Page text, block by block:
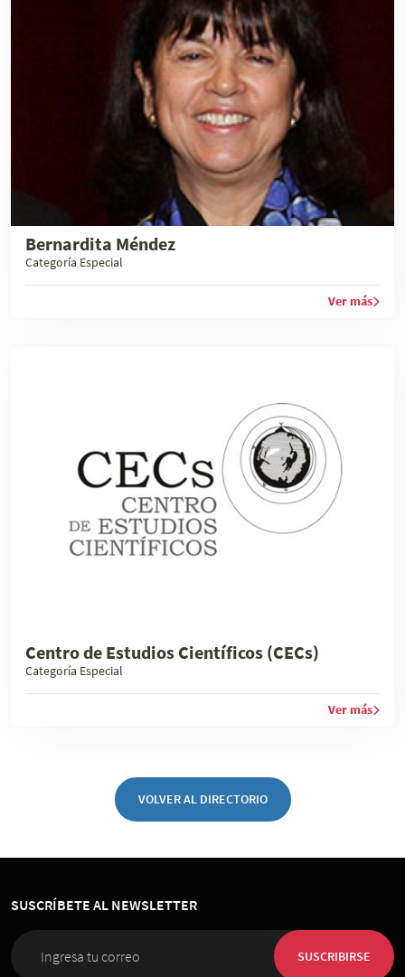
Bernardita Méndez
Categoría Especial
Ver más
Centro de Estudios Científicos (CECs)
Categoría Especial
Ver más
VOLVER AL DIRECTORIO
SUSCRÍBETE AL NEWSLETTER
SUSCRIBIRSE